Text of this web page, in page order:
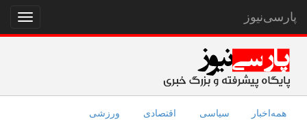
نمایش
منو
پارسی‌نیوز
همه‌اخبار سیاسی اقتصادی ورزشی